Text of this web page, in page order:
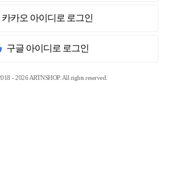
카카오 아이디로 로그인
구글 아이디로 로그인
- 2026 ARTNSHOP. All rights reserved.